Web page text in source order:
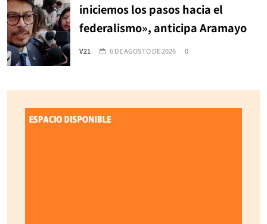
iniciemos los pasos hacia el
federalismo», anticipa Aramayo
V21 6 DE AGOSTO DE 2026 0